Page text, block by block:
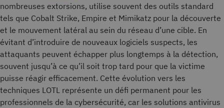
nombreuses extorsions, utilise souvent des outils standard
tels que Cobalt Strike, Empire et Mimikatz pour la découverte
et le mouvement latéral au sein du réseau d’une cible. En
évitant d’introduire de nouveaux logiciels suspects, les
attaquants peuvent échapper plus longtemps à la détection,
souvent jusqu’à ce qu’il soit trop tard pour que la victime
puisse réagir efficacement. Cette évolution vers les
techniques LOTL représente un défi permanent pour les
professionnels de la cybersécurité, car les solutions antivirus